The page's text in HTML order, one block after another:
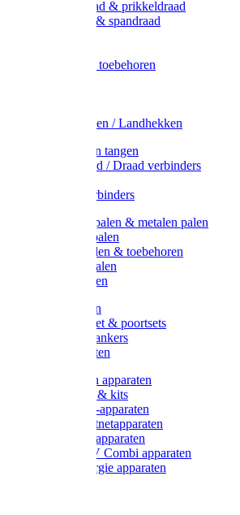
Metaal draad & prikkeldraad
Binddraad & spandraad
Afrasternet toebehoren
Weidehekken / Landhekken
Spanners en tangen
Lint / Koord / Draad verbinders
Litzclip verbinders
Recycling palen & metalen palen
Kunststof palen
T-Post t-palen & toebehoren
Glasfiber palen
Houten palen
Poortgrepen
Doorgangset & poortsets
Poortgreepankers
Weidepoorten
Onderdelen apparaten
Starter sets & kits
9V Batterij-apparaten
230V Lichtnetapparaten
12V Accu-apparaten
230V / 12V Combi apparaten
Zonne-energie apparaten